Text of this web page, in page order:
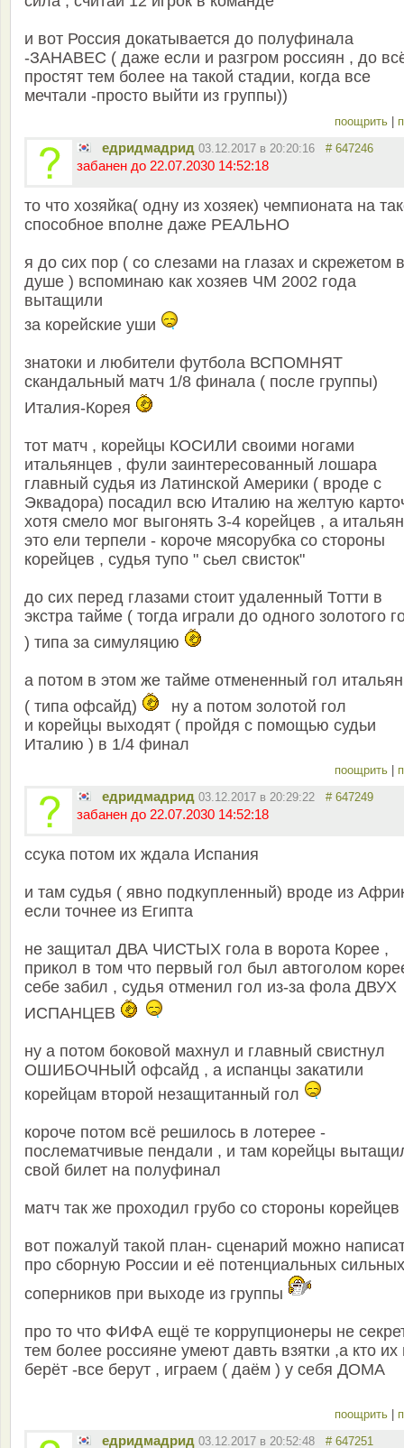
и вот Россия докатывается до полуфинала
-ЗАНАВЕС ( даже если и разгром россиян , до
простят тем более на такой стадии, когда все
мечтали -просто выйти из группы))
поощрить
едридмадрид 03.12.2017 в 20:20:16 # 647246
забанен до 22.07.2030 14:52:18
то что хозяйка( одну из хозяек) чемпионата на
способное вполне даже РЕАЛЬНО
я до сих пор ( со слезами на глазах и скрежетом в
душе ) вспоминаю как хозяев ЧМ 2002 года
вытащили
за корейские уши
знатоки и любители футбола ВСПОМНЯТ
скандальный матч 1/8 финала ( после группы)
Италия-Корея
тот матч , корейцы КОСИЛИ своими ногами
итальянцев , фули заинтересованный лошара
главный судья из Латинской Америки ( вроде с
Эквадора) посадил всю Италию на желтую
хотя смело мог выгонять 3-4 корейцев , а
это ели терпели - короче мясорубка со стороны
корейцев , судья тупо " сьел свисток"
до сих перед глазами стоит удаленный Тотти в
экстра тайме ( тогда играли до одного золотого
) типа за симуляцию
а потом в этом же тайме отмененный гол
( типа офсайд)
ну а потом золотой гол
и корейцы выходят ( пройдя с помощью судьи
Италию ) в 1/4 финал
поощрить
едридмадрид 03.12.2017 в 20:29:22 # 647249
забанен до 22.07.2030 14:52:18
ссука потом их ждала Испания
и там судья ( явно подкупленный) вроде из
если точнее из Египта
не защитал ДВА ЧИСТЫХ гола в ворота Корее ,
прикол в том что первый гол был автоголом
себе забил , судья отменил гол из-за фола ДВУХ
ИСПАНЦЕВ
ну а потом боковой махнул и главный свистнул
ОШИБОЧНЫЙ офсайд , а испанцы закатили
корейцам второй незащитанный гол
короче потом всё решилось в лотерее -
послематчивые пендали , и там корейцы
свой билет на полуфинал
матч так же проходил грубо со стороны корейцев
вот пожалуй такой план- сценарий можно
про сборную России и её потенциальных сильных
соперников при выходе из группы
про то что ФИФА ещё те коррупционеры не
тем более россияне умеют давть взятки ,а кто их
берёт -все берут , играем ( даём ) у себя ДОМА
поощрить
едридмадрид 03.12.2017 в 20:52:48 # 647251